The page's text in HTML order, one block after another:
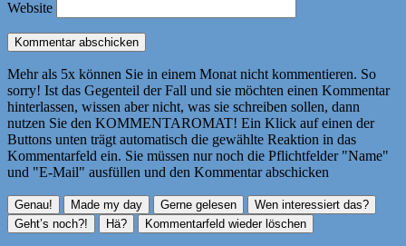
Website
Mehr als 5x können Sie in einem Monat nicht kommentieren. So
sorry! Ist das Gegenteil der Fall und sie möchten einen Kommentar
hinterlassen, wissen aber nicht, was sie schreiben sollen, dann
nutzen Sie den KOMMENTAROMAT! Ein Klick auf einen der
Buttons unten trägt automatisch die gewählte Reaktion in das
Kommentarfeld ein. Sie müssen nur noch die Pflichtfelder "Name"
und "E-Mail" ausfüllen und den Kommentar abschicken